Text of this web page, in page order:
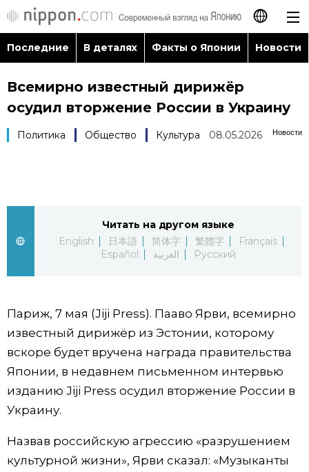
日本語
English
Español
العربية
Последние
Факты о Японии
Новости
Фото/Видео
Разделы
Люди
Блог
Популярные статьи
Японский язык official SNS
Последние В деталях Факты о Японии Новости
Всемирно известный дирижёр
осудил вторжение России в Украину
Новости
Политика Общество Культура 08.05.2026
Читать на другом языке
English
日本語 简体字 繁體字
Français
Español
العربية Русский
Париж, 7 мая (Jiji Press). Пааво Ярви, всемирно
известный дирижёр из Эстонии, которому
вскоре будет вручена награда правительства
Японии, в недавнем письменном интервью
изданию Jiji Press осудил вторжение России в
Украину.
Назвав российскую агрессию «разрушением
культурной жизни», Ярви сказал: «Музыканты